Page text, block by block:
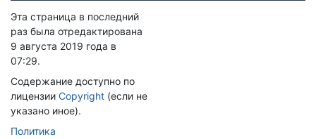
Эта страница в последний
раз была отредактирована
9 августа 2019 года в
07:29.
Содержание доступно по
лицензии Copyright (если не
указано иное).
Политика